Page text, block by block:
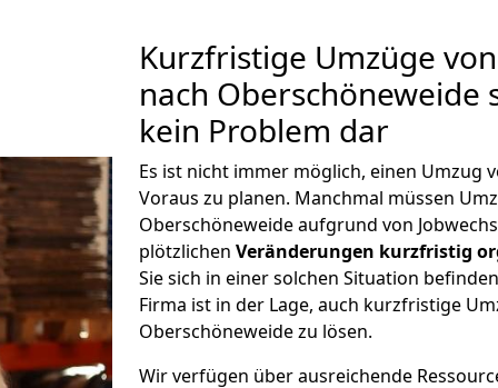
Kurzfristige Umzüge
nach Oberschöneweide
kein Problem dar
Es ist nicht immer möglich, einen Umzug
Voraus zu planen. Manchmal müssen
Oberschöneweide aufgrund von
plötzlichen Veränderungen kurzfristig
Sie sich in einer solchen Situation
Firma ist in der Lage, auch kurzfristige
Oberschöneweide zu lösen.
Wir verfügen über ausreichende